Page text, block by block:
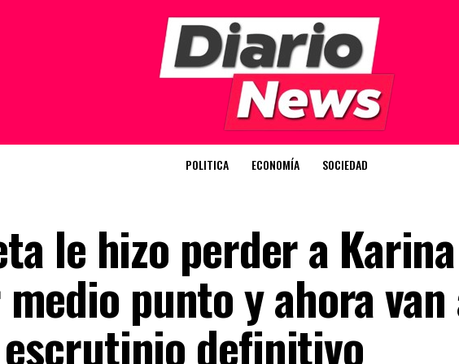
POLITICA ECONOMÍA SOCIEDAD
le hizo perder a
punto y ahora van
definitivo